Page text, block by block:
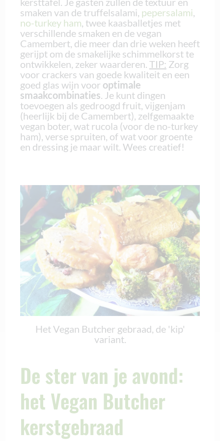
smaken van de truffelsalami, pepersalami
no-turkey ham , twee kaasballetjes met
verschillende smaken en de vegan
Camembert, die meer dan drie weken heeft
gerijpt om de smakelijke schimmelkorst te
ontwikkelen, zeker waarderen. TIP: Zorg
voor crackers van goede kwaliteit en een
goed glas wijn voor optimale
smaakcombinaties . Je kunt dingen
toevoegen als gedroogd fruit, vijgenjam
(heerlijk bij de Camembert), zelfgemaakte
vegan boter, wat rucola (voor de no-turkey
ham), verse spruiten, of wat voor groente
en dressing je maar wilt. Wees creatief!
Het Vegan Butcher gebraad, de 'kip'
variant.
De ster van je avond:
het Vegan Butcher
kerstgebraad